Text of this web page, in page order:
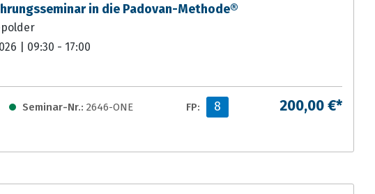
in die Padovan-Methode®
| 09:30 - 17:00
Seminar-Nr.: 2646-ONE FP: 8 200,00 €*